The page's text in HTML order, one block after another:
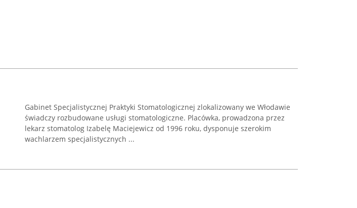
Gabinet Specjalistycznej Praktyki Stomatologicznej zlokalizowany we Włodawie
świadczy rozbudowane usługi stomatologiczne. Placówka, prowadzona przez
lekarz stomatolog Izabelę Maciejewicz od 1996 roku, dysponuje szerokim
wachlarzem specjalistycznych ...